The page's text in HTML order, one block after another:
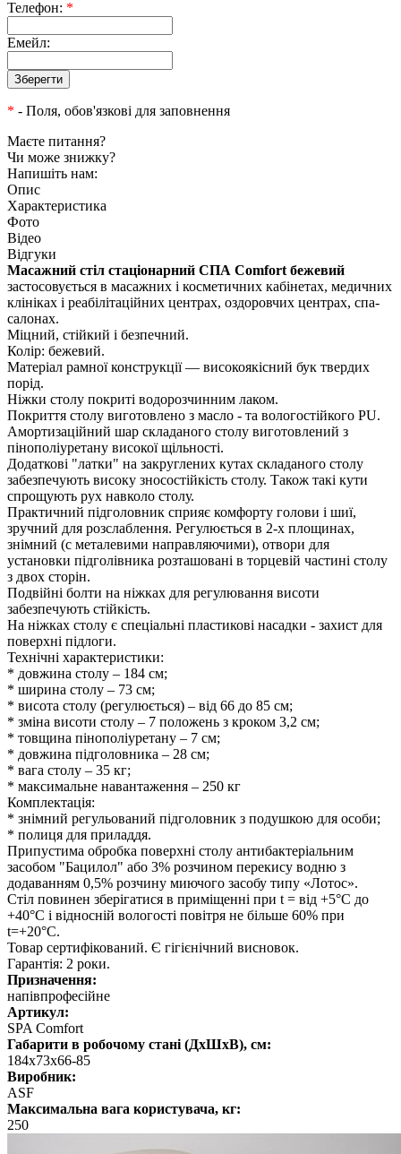
Телефон: *
Емейл:
* - Поля, обов'язкові для заповнення
Маєте питання?
Чи може знижку?
Напишіть нам:
Опис
Характеристика
Фото
Відео
Відгуки
Масажний стіл стаціонарний СПА Comfort бежевий
застосовується в масажних і косметичних кабінетах, медичних
клініках і реабілітаційних центрах, оздоровчих центрах, спа-
салонах.
Міцний, стійкий і безпечний.
Колір: бежевий.
Матеріал рамної конструкції — високоякісний бук твердих
порід.
Ніжки столу покриті водорозчинним лаком.
Покриття столу виготовлено з масло - та вологостійкого PU.
Амортизаційний шар складаного столу виготовлений з
пінополіуретану високої щільності.
Додаткові "латки" на закруглених кутах складаного столу
забезпечують високу зносостійкість столу. Також такі кути
спрощують рух навколо столу.
Практичний підголовник сприяє комфорту голови і шиї,
зручний для розслаблення. Регулюється в 2-х площинах,
знімний (c металевими направляючими), отвори для
установки підголівника розташовані в торцевій частині столу
з двох сторін.
Подвійні болти на ніжках для регулювання висоти
забезпечують стійкість.
На ніжках столу є спеціальні пластикові насадки - захист для
поверхні підлоги.
Технічні характеристики:
* довжина столу – 184 см;
* ширина столу – 73 см;
* висота столу (регулюється) – від 66 до 85 см;
* зміна висоти столу – 7 положень з кроком 3,2 см;
* товщина пінополіуретану – 7 см;
* довжина підголовника – 28 см;
* вага столу – 35 кг;
* максимальне навантаження – 250 кг
Комплектація:
* знімний регульований підголовник з подушкою для особи;
* полиця для приладдя.
Припустима обробка поверхні столу антибактеріальним
засобом "Бацилол" або 3% розчином перекису водню з
додаванням 0,5% розчину миючого засобу типу «Лотос».
Стіл повинен зберігатися в приміщенні при t = від +5°С до
+40°С і відносній вологості повітря не більше 60% при
t=+20°С.
Товар сертифікований. Є гігієнічний висновок.
Гарантія: 2 роки.
Призначення:
напівпрофесійне
Артикул:
SPA Comfort
Габарити в робочому стані (ДхШхВ), см:
184x73x66-85
Виробник:
ASF
Максимальна вага користувача, кг:
250